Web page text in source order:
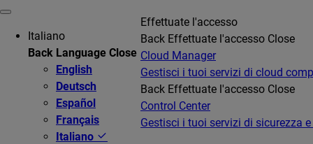
Italiano
Back Language Close
English
Deutsch
Español
Français
Italiano
Effettuate l'accesso
Back Effettuate l'accesso Close
Cloud Manager
Gestisci i tuoi servizi di cloud
Back Effettuate l'accesso Close
Control Center
Gestisci i tuoi servizi di sicurezza